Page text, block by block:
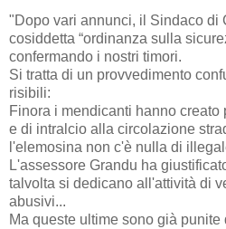
"Dopo vari annunci, il Sindaco di
cosiddetta “ordinanza sulla
confermando i nostri timori.
Si tratta di un provvedimento
risibili:
Finora i mendicanti hanno
e di intralcio alla circolazione
l'elemosina non c'è nulla di
L'assessore Grandu ha
talvolta si dedicano all'attività di
abusivi...
Ma queste ultime sono già